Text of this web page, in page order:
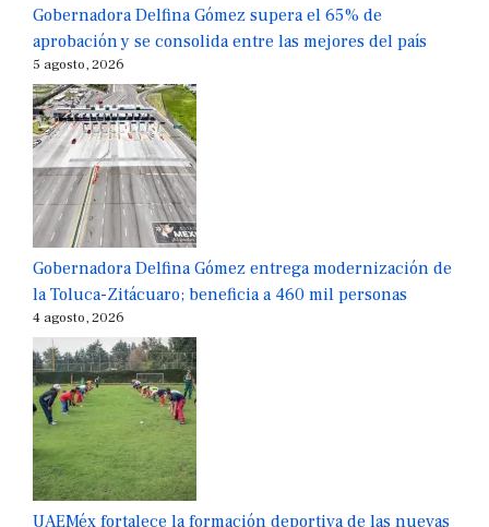
Gobernadora Delfina Gómez supera el 65% de
aprobación y se consolida entre las mejores del país
5 agosto, 2026
Gobernadora Delfina Gómez entrega modernización de
la Toluca-Zitácuaro; beneficia a 460 mil personas
4 agosto, 2026
UAEMéx fortalece la formación deportiva de las nuevas